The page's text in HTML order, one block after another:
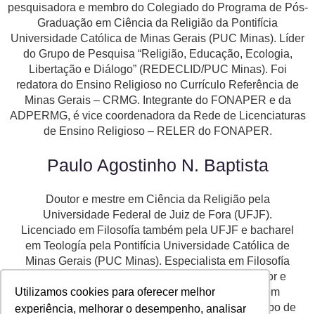
Utilizamos cookies para oferecer melhor
experiência, melhorar o desempenho, analisar
pesquisadora e membro do Colegiado do Programa de Pós-
Graduação em Ciência da Religião da Pontifícia
Universidade Católica de Minas Gerais (PUC Minas). Líder
do Grupo de Pesquisa “Religião, Educação, Ecologia,
Libertação e Diálogo” (REDECLID/PUC Minas). Foi
redatora do Ensino Religioso no Currículo Referência de
Minas Gerais – CRMG. Integrante do FONAPER e da
ADPERMG, é vice coordenadora da Rede de Licenciaturas
de Ensino Religioso – RELER do FONAPER.
Paulo Agostinho N. Baptista
Doutor e mestre em Ciência da Religião pela
Universidade Federal de Juiz de Fora (UFJF).
Licenciado em Filosofía também pela UFJF e bacharel
em Teología pela Pontifícia Universidade Católica de
Minas Gerais (PUC Minas). Especialista em Filosofía
da Religião também pela PUC Minas. É professor e
pesquisador do Programa de Pós-Graduação em
Ciências da Religião da PUC Minas. Líder do Grupo de